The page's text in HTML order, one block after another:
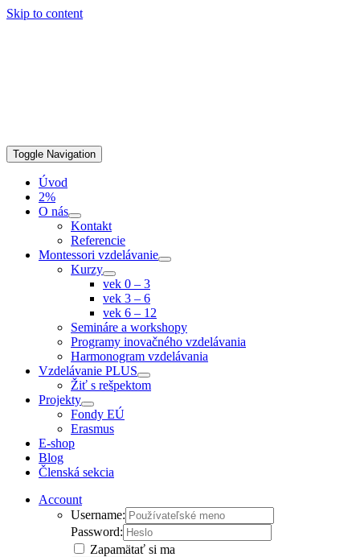
Skip to content
Toggle Navigation
Úvod
2%
O nás
Kontakt
Referencie
Montessori vzdelávanie
Kurzy
vek 0 – 3
vek 3 – 6
vek 6 – 12
Semináre a workshopy
Programy inovačného vzdelávania
Harmonogram vzdelávania
Vzdelávanie PLUS
Žiť s rešpektom
Projekty
Fondy EÚ
Erasmus
E-shop
Blog
Členská sekcia
Account
Username:
Password:
Zapamätať si ma